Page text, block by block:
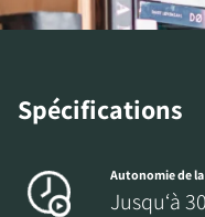
Spécifications
Autonomie de
Jusqu‘à